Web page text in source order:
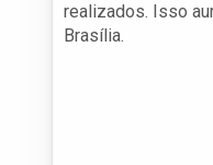
realizados. Isso
Brasília.